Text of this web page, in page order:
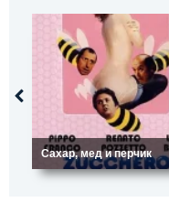
Сахар, мед и перчик